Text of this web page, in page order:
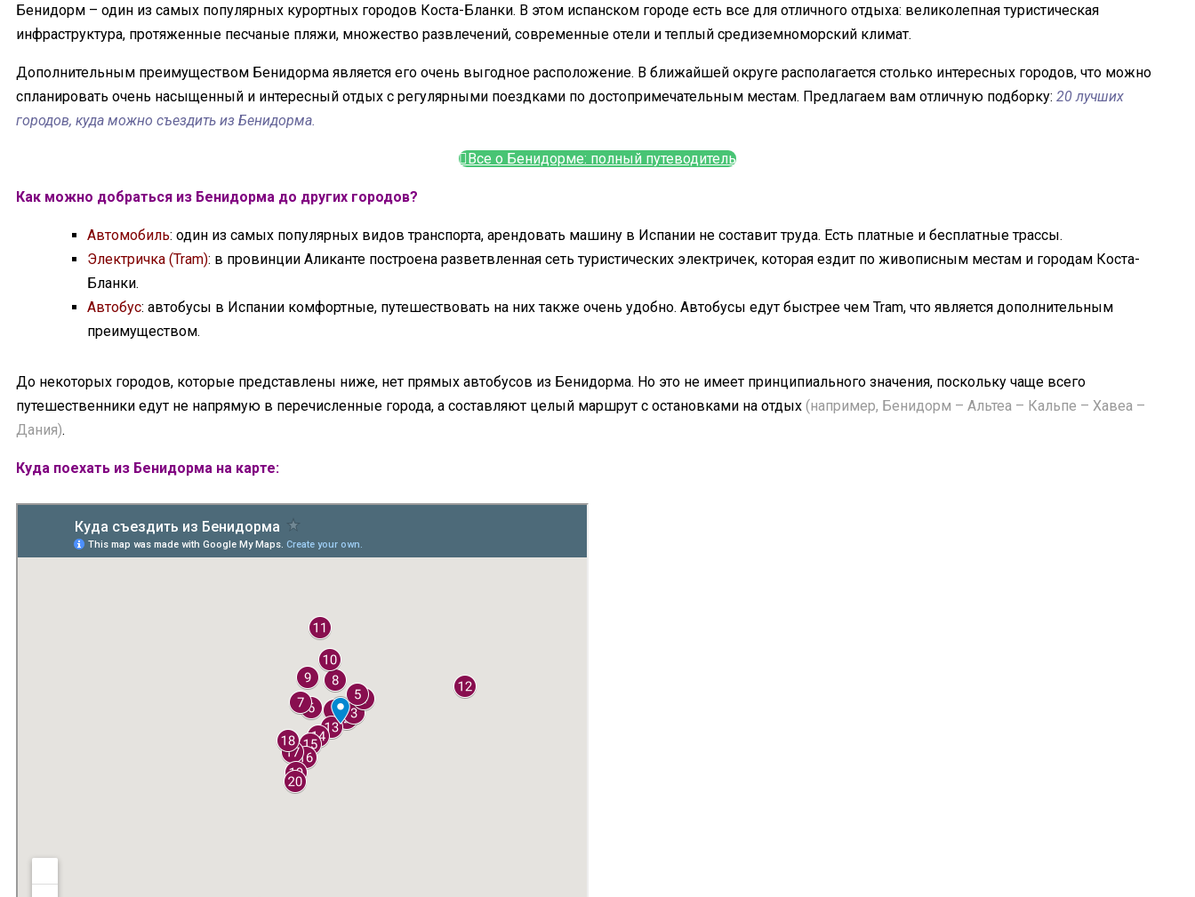
Бенидорм – один из самых популярных курортных городов Коста-Бланки. В этом испанском городе есть все для отличного отдыха: великолепная туристическая
инфраструктура, протяженные песчаные пляжи, множество развлечений, современные отели и теплый средиземноморский климат.
Дополнительным преимуществом Бенидорма является его очень выгодное расположение. В ближайшей округе располагается столько интересных городов, что можно
спланировать очень насыщенный и интересный отдых с регулярными поездками по достопримечательным местам. Предлагаем вам отличную подборку: 20 лучших
городов, куда можно съездить из Бенидорма.
Все о Бенидорме: полный путеводитель
Как можно добраться из Бенидорма до других городов?
Автомобиль: один из самых популярных видов транспорта, арендовать машину в Испании не составит труда. Есть платные и бесплатные трассы.
Электричка (Tram): в провинции Аликанте построена разветвленная сеть туристических электричек, которая ездит по живописным местам и городам Коста-
Бланки.
Автобус: автобусы в Испании комфортные, путешествовать на них также очень удобно. Автобусы едут быстрее чем Tram, что является дополнительным
преимуществом.
До некоторых городов, которые представлены ниже, нет прямых автобусов из Бенидорма. Но это не имеет принципиального значения, поскольку чаще всего
путешественники едут не напрямую в перечисленные города, а составляют целый маршрут с остановками на отдых (например, Бенидорм – Альтеа – Кальпе – Хавеа –
Дания).
Куда поехать из Бенидорма на карте: